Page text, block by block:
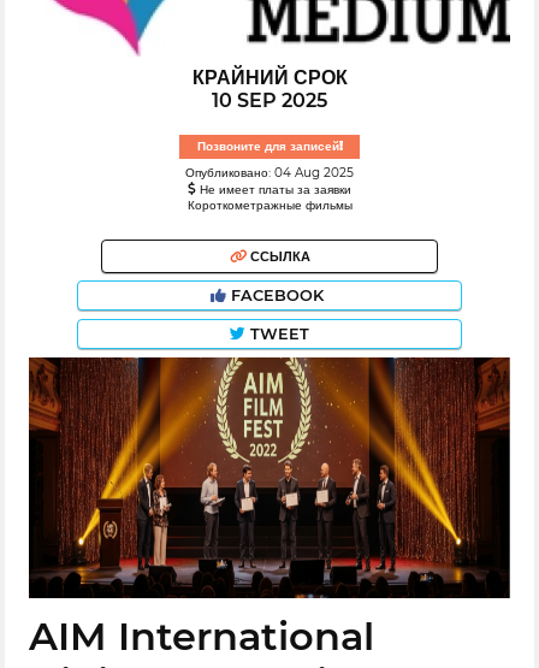
КРАЙНИЙ СРОК
10 SEP 2025
Позвоните для записей!
Опубликовано: 04 Aug 2025
Не имеет платы за заявки
Короткометражные фильмы
ССЫЛКА
FACEBOOK
TWEET
AIM International